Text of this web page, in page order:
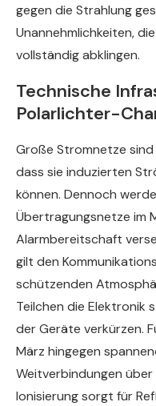
gegen die Strahlung
Unannehmlichkeiten,
vollständig abklingen.
Technische
Polarlichter-
Große Stromnetze
dass sie induzierten
können. Dennoch
Übertragungsnetze im
Alarmbereitschaft
gilt den
schützenden
Teilchen die Elektronik
der Geräte verkürzen.
März hingegen
Weitverbindungen
Ionisierung sorgt für